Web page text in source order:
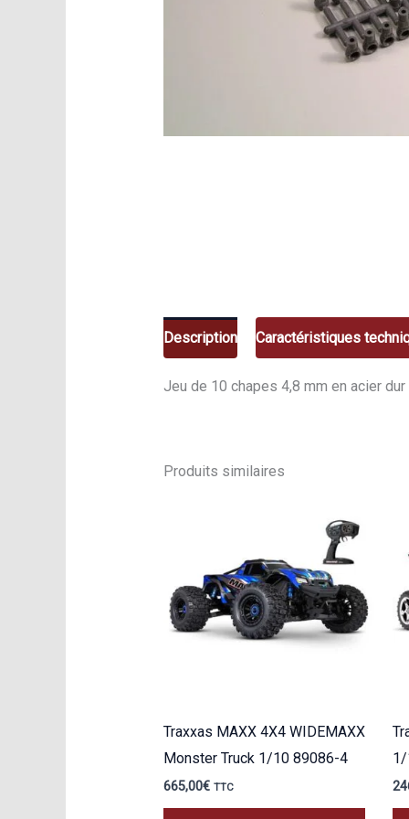
Description Caractéristiques
Jeu de 10 chapes 4,8 mm en acier
Produits similaires
Traxxas MAXX 4X4 WIDEMAXX
Monster Truck 1/10 89086-4
665,00€ TTC
1/